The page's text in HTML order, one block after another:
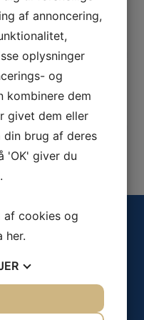
marked.
af annoncering,
oplysninger
og
kombinere dem
givet dem eller
din brug af deres
'OK' giver du
af cookies og
her.